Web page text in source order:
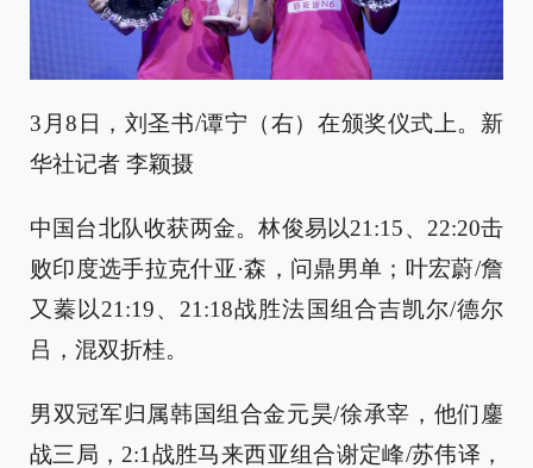
3月8日，刘圣书/谭宁（右）在颁奖仪式上。新
华社记者 李颖摄
中国台北队收获两金。林俊易以21:15、22:20击
败印度选手拉克什亚·森，问鼎男单；叶宏蔚/詹
又蓁以21:19、21:18战胜法国组合吉凯尔/德尔
吕，混双折桂。
男双冠军归属韩国组合金元昊/徐承宰，他们鏖
战三局，2:1战胜马来西亚组合谢定峰/苏伟译，